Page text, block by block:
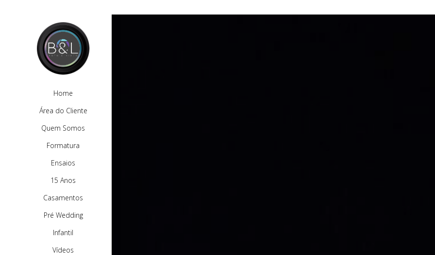
Home
Área do Cliente
Quem Somos
Formatura
Ensaios
15 Anos
Casamentos
Pré Wedding
Infantil
Vídeos